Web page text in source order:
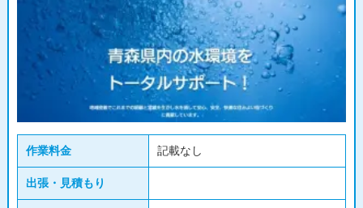
作業料金 記載なし
出張・見積もり